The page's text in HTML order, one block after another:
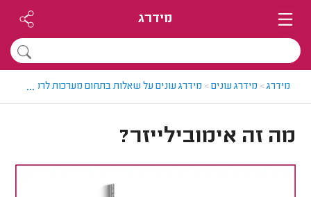
מידרג
מידרג> מידרג עונים> מידרג עונים על שאלות בתחום מערכות לרכב>...
מה זה אימובילייזר?